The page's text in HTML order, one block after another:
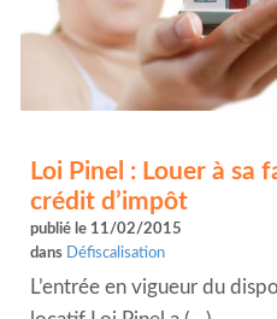
Loi Pinel : Louer à sa
crédit d’impôt
publié le 11/02/2015
dans Défiscalisation
L’entrée en vigueur du